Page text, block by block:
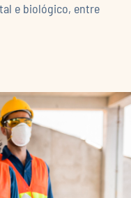
e biológico, entre